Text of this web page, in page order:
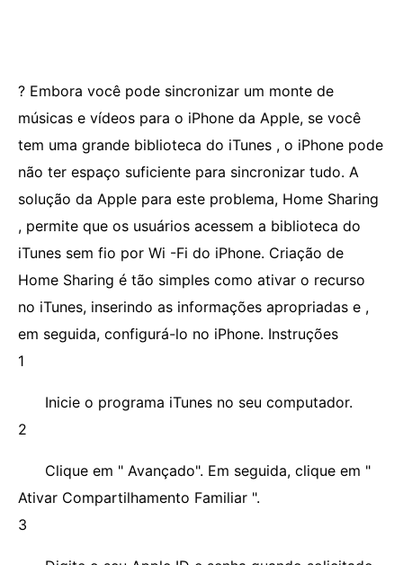
? Embora você pode sincronizar um monte de
músicas e vídeos para o iPhone da Apple, se você
tem uma grande biblioteca do iTunes , o iPhone pode
não ter espaço suficiente para sincronizar tudo. A
solução da Apple para este problema, Home Sharing
, permite que os usuários acessem a biblioteca do
iTunes sem fio por Wi -Fi do iPhone. Criação de
Home Sharing é tão simples como ativar o recurso
no iTunes, inserindo as informações apropriadas e ,
em seguida, configurá-lo no iPhone. Instruções
1
Inicie o programa iTunes no seu computador.
2
Clique em " Avançado". Em seguida, clique em "
Ativar Compartilhamento Familiar ".
3